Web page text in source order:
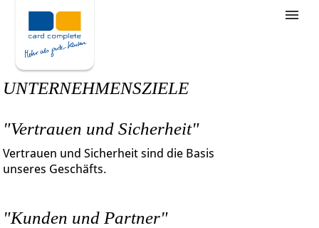
Stellenangebote
Unternehmensziele
Wie bewerbe ich mich
UNTERNEHMENSZIELE
"Vertrauen und Sicherheit"
Vertrauen und Sicherheit sind die Basis
unseres Geschäfts.
"Kunden und Partner"